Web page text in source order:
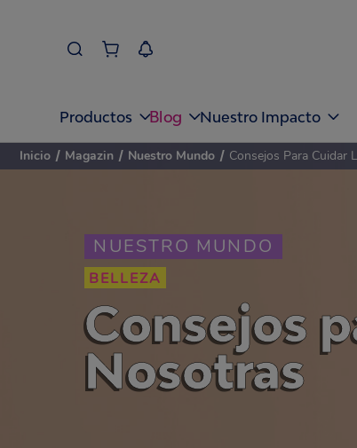
Productos Blog Nuestro Impacto
NUESTRO MUNDO
BELLEZA
Consejos
Nosotras
Inicio / Magazin / Nuestro Mundo / Consejos Para Cuidar